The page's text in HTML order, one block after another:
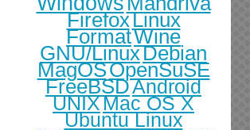
FirefoxLinux
FormatWine
GNU/LinuxDebian
MagOSOpenSuSE
FreeBSDAndroid
UNIXMac OS X
Ubuntu Linux